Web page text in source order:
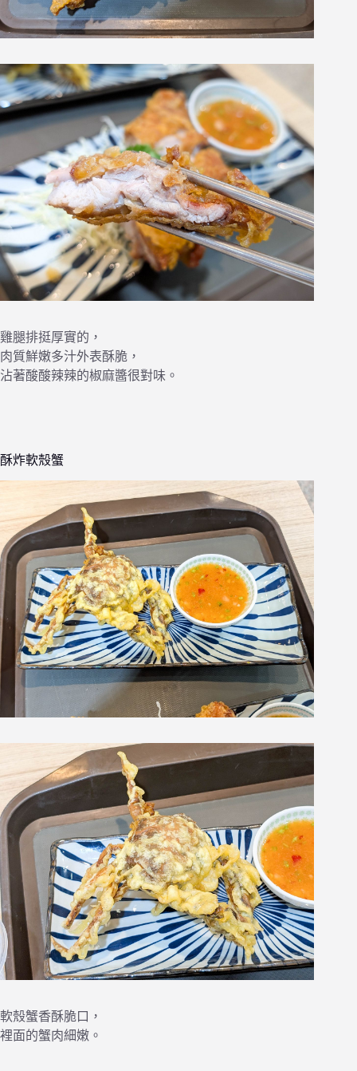
雞腿排挺厚實的，
肉質鮮嫩多汁外表酥脆，
沾著酸酸辣辣的椒麻醬很對味。
酥炸軟殼蟹
軟殼蟹香酥脆口，
裡面的蟹肉細嫩。